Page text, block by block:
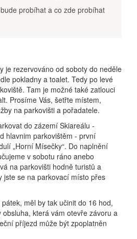
probíhat a co zde probíhat
je rezervováno od soboty do neděle
pokladny a toalet. Tedy po levé
Tam je možné také zatlouci
Prosíme Vás, šetřte místem,
na parkovišti a pořadatele.
do zázemí Skiareálu -
hlavnim parkovištěm - první
„Horní Mísečky“. Do naplnění
v sobotu ráno anebo
na parkovišti hodně turistů a
jste se na parkovací místo přes
měl by tak učinit do 16 hod,
která vám otevře závoru a
příjezd může být zpoplatněn